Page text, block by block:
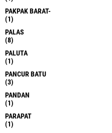
PAKPAK BARAT-
(1)
PALAS
(8)
PALUTA
(1)
PANCUR BATU
(3)
PANDAN
(1)
PARAPAT
(1)